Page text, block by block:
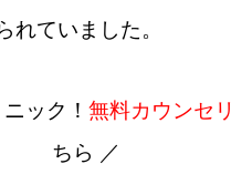
れていました。
ック！ 無料カウンセ
ちら ／